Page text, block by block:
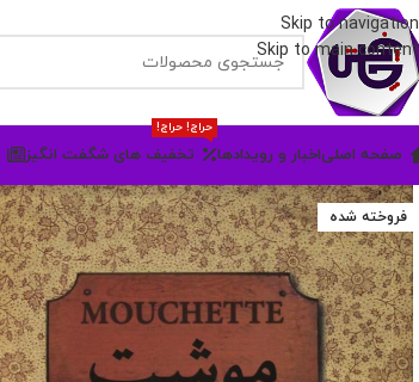
Skip to navigation
Skip to main content
صفحه اصلیاخبار و رویدادها تخفیف های شگفت انگیز
حراج! حراج!
فروخته شده